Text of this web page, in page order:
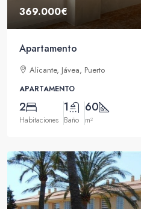
369.000€
Apartamento
Alicante, Jávea, Puerto
APARTAMENTO
2
Habitaciones
1
Baño
60
m²